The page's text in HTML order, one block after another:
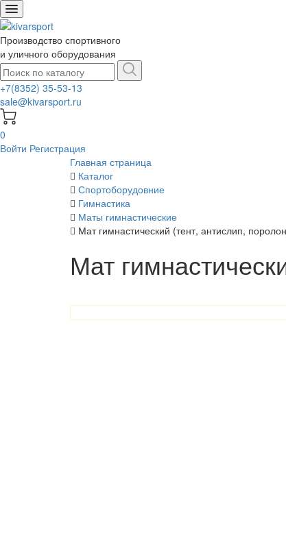
Производство спортивного
и уличного оборудования
+7(8352) 35-53-13
sale@kivarsport.ru
0
Войти Регистрация
Главная страница
Каталог
Спортоборудовние
Гимнастика
Маты гимнастические
Мат гимнастический (тент, антислип,
Мат